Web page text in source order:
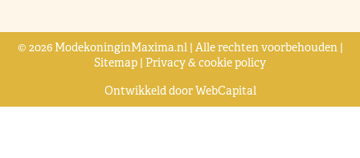
© 2026 ModekoninginMaxima.nl | Alle rechten voorbehouden |
Sitemap | Privacy & cookie policy
Ontwikkeld doorWebCapital